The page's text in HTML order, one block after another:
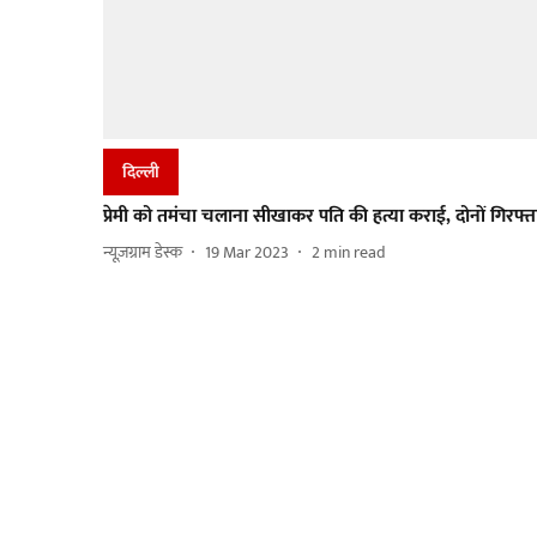
दिल्ली
प्रेमी को तमंचा चलाना सीखाकर पति की हत्या कराई, दोनों
न्यूज़ग्राम डेस्क 19 Mar 2023 2min read